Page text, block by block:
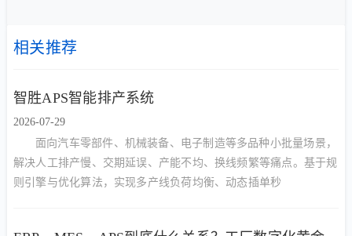
相关推荐
智胜APS智能排产系统
2026-07-29
面向汽车零部件、机械装备、电子制造等多品种小批量场景，
解决人工排产慢、交期延误、产能不均、换线频繁等痛点。基于规
则引擎与优化算法，实现多产线负荷均衡、动态插单秒